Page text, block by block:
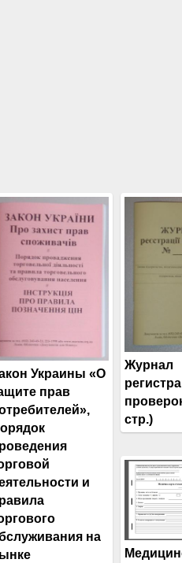
Украины «О
прав
и
на
Журнал
стр.)